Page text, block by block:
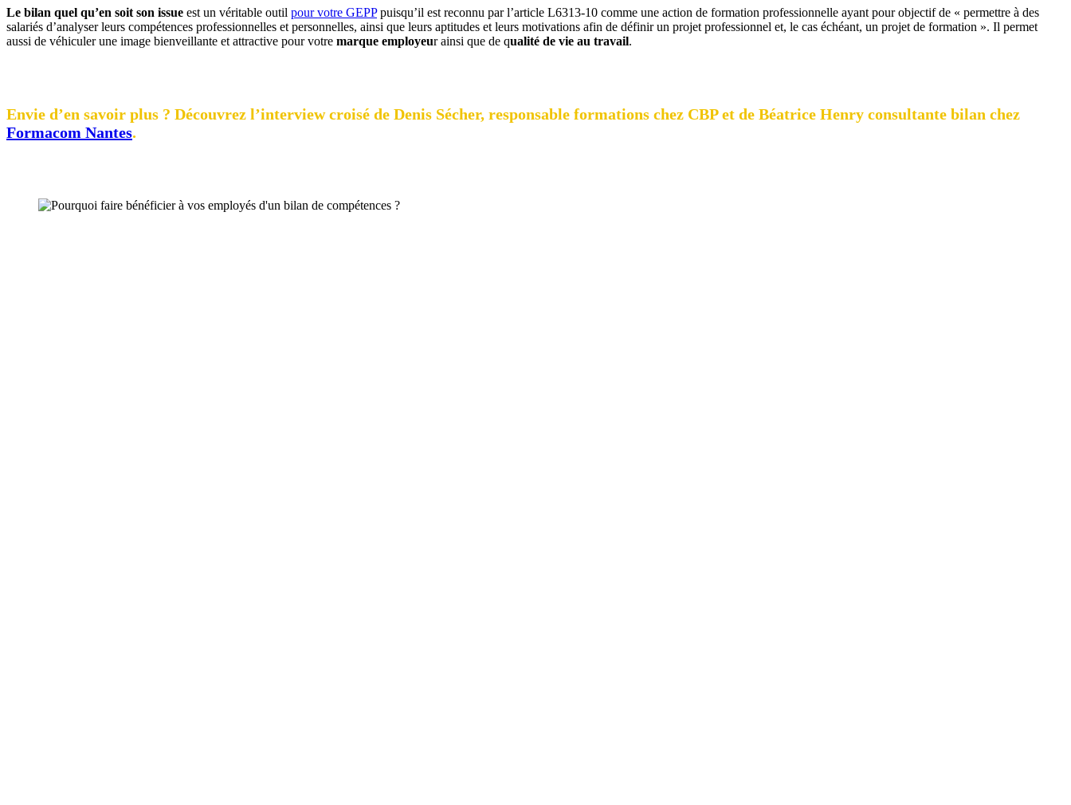
Le bilan quel qu’en soit son issue est un véritable outil pour votre GEPPpuisqu’il est reconnu par l’article L6313-10 comme une action de formation professionnelle ayant pour objectif de « permettre à des
salariés d’analyser leurs compétences professionnelles et personnelles, ainsi que leurs aptitudes et leurs motivations afin de définir un projet professionnel et, le cas échéant, un projet de formation ». Il permet
aussi de véhiculer une image bienveillante et attractive pour votre marque employeur ainsi que de qualité de vie au travail.
Envie d’en savoir plus ? Découvrez l’interview croisé de Denis Sécher, responsable formations chez CBP et de Béatrice Henry consultante bilan chez
Formacom Nantes.